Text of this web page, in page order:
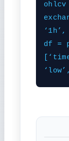
ohlcv
df =